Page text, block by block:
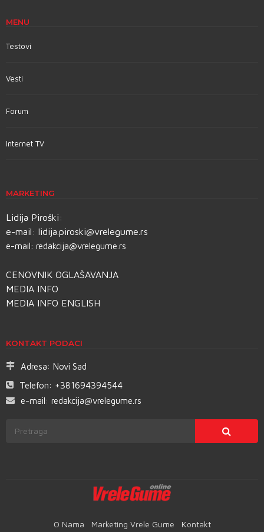
MENU
Testovi
Vesti
Forum
Internet TV
MARKETING
Lidija Piroški:
e-mail: lidija.piroski@vrelegume.rs
e-mail: redakcija@vrelegume.rs
CENOVNIK OGLAŠAVANJA
MEDIA INFO
MEDIA INFO ENGLISH
KONTAKT PODACI
Adresa: Novi Sad
Telefon: +381694394544
e-mail: redakcija@vrelegume.rs
O Nama Marketing Vrele Gume Kontakt